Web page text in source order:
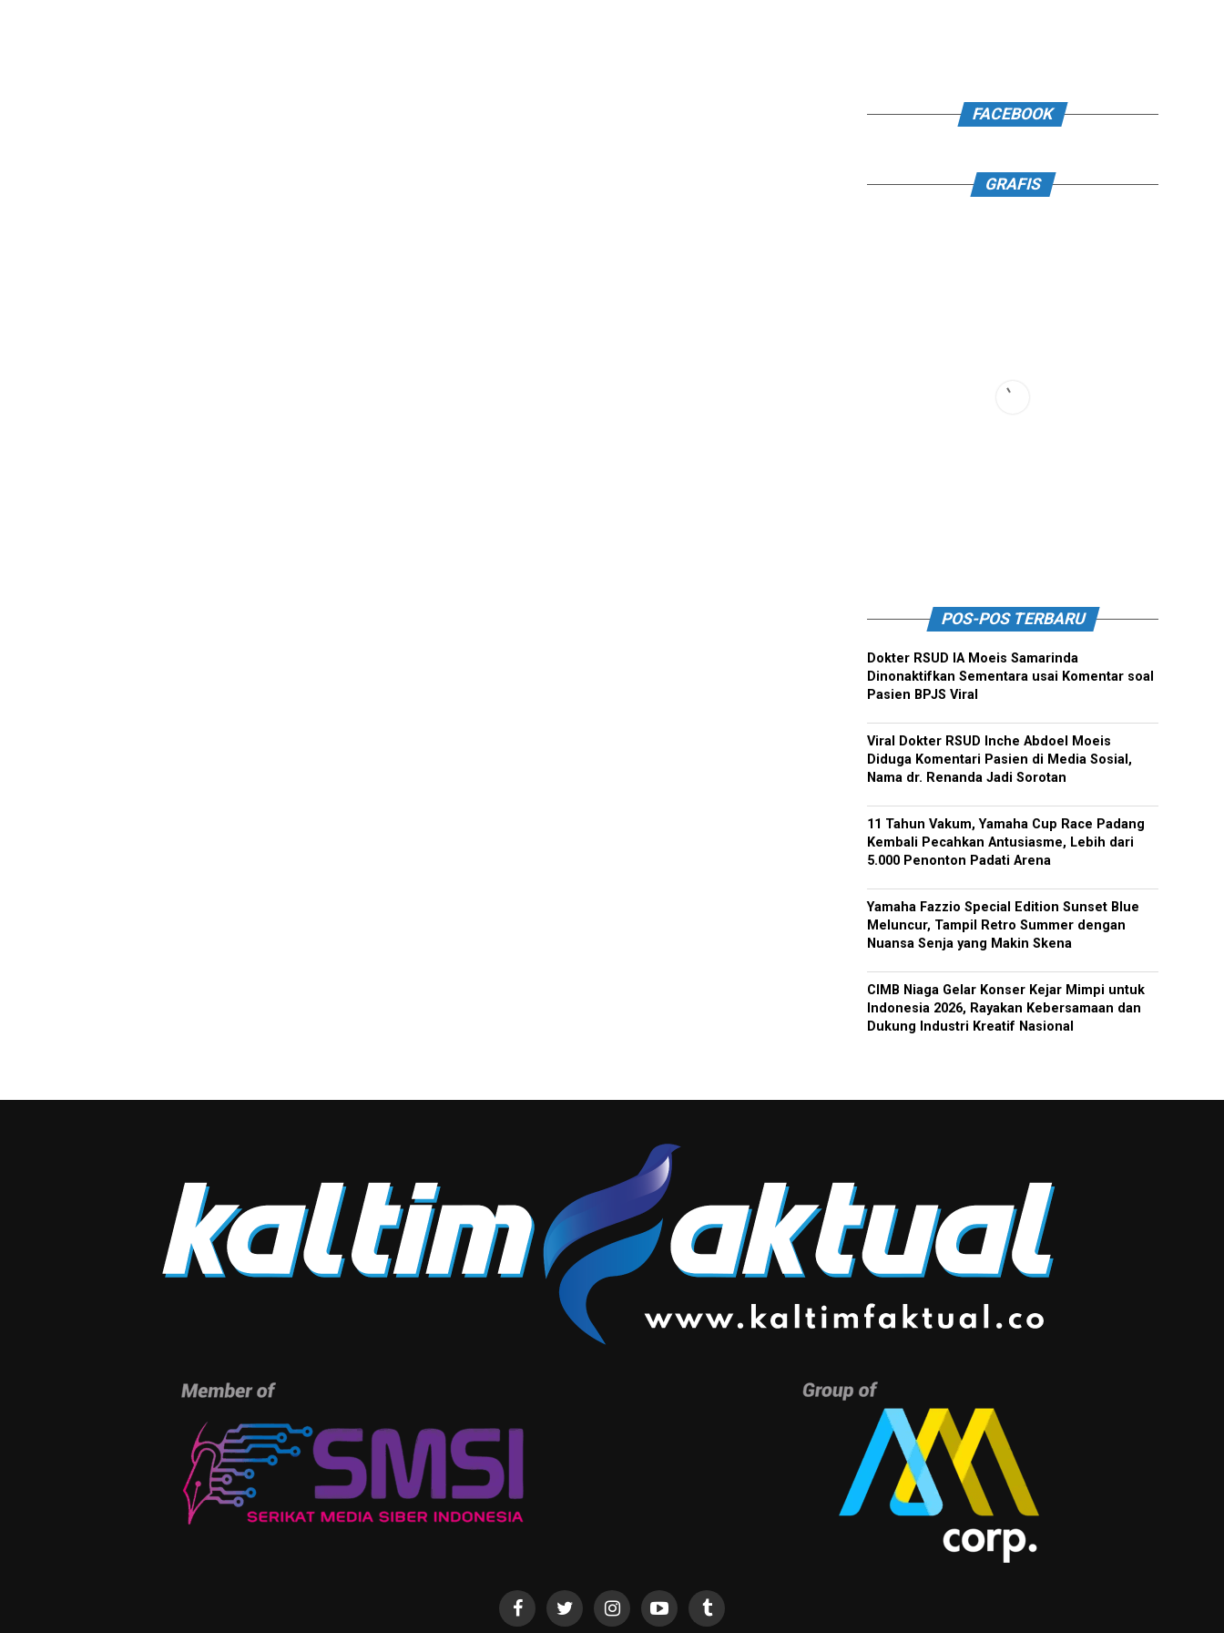
FACEBOOK
GRAFIS
POS-POS TERBARU
Dokter RSUD IA Moeis Samarinda
Dinonaktifkan Sementara usai Komentar soal
Pasien BPJS Viral
Viral Dokter RSUD Inche Abdoel Moeis
Diduga Komentari Pasien di Media Sosial,
Nama dr. Renanda Jadi Sorotan
11 Tahun Vakum, Yamaha Cup Race Padang
Kembali Pecahkan Antusiasme, Lebih dari
5.000 Penonton Padati Arena
Yamaha Fazzio Special Edition Sunset Blue
Meluncur, Tampil Retro Summer dengan
Nuansa Senja yang Makin Skena
CIMB Niaga Gelar Konser Kejar Mimpi untuk
Indonesia 2026, Rayakan Kebersamaan dan
Dukung Industri Kreatif Nasional